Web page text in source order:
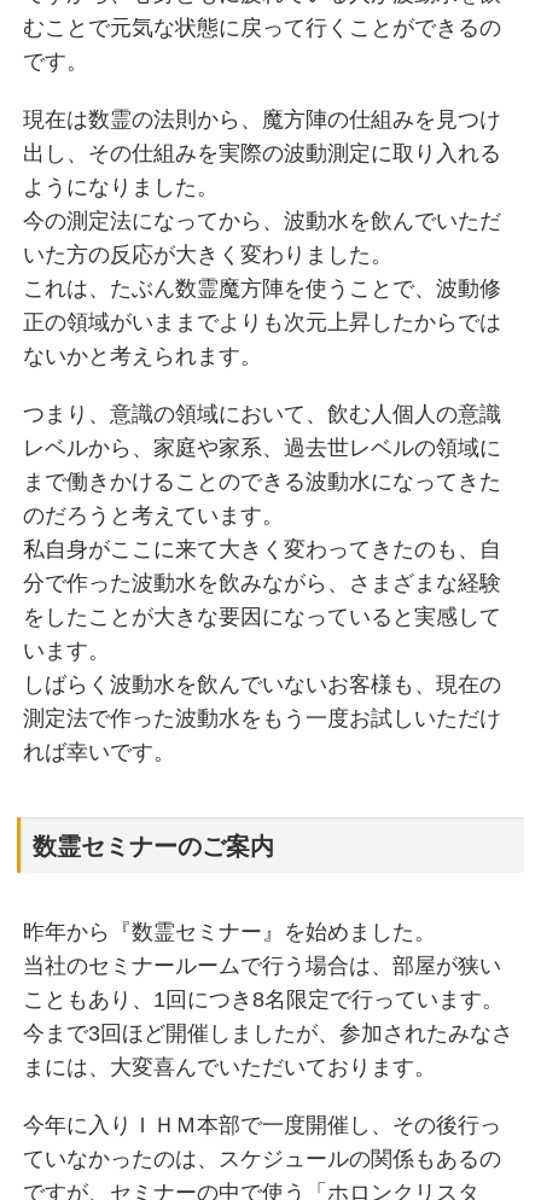
むことで元気な状態に戻って行くことができるの
です。
現在は数霊の法則から、魔方陣の仕組みを見つけ
出し、その仕組みを実際の波動測定に取り入れる
ようになりました。
今の測定法になってから、波動水を飲んでいただ
いた方の反応が大きく変わりました。
これは、たぶん数霊魔方陣を使うことで、波動修
正の領域がいままでよりも次元上昇したからでは
ないかと考えられます。
つまり、意識の領域において、飲む人個人の意識
レベルから、家庭や家系、過去世レベルの領域に
まで働きかけることのできる波動水になってきた
のだろうと考えています。
私自身がここに来て大きく変わってきたのも、自
分で作った波動水を飲みながら、さまざまな経験
をしたことが大きな要因になっていると実感して
います。
しばらく波動水を飲んでいないお客様も、現在の
測定法で作った波動水をもう一度お試しいただけ
れば幸いです。
数霊セミナーのご案内
昨年から『数霊セミナー』を始めました。
当社のセミナールームで行う場合は、部屋が狭い
こともあり、1回につき8名限定で行っています。
今まで3回ほど開催しましたが、参加されたみなさ
まには、大変喜んでいただいております。
今年に入りＩＨＭ本部で一度開催し、その後行っ
ていなかったのは、スケジュールの関係もあるの
ですが、セミナーの中で使う「ホロンクリスタ